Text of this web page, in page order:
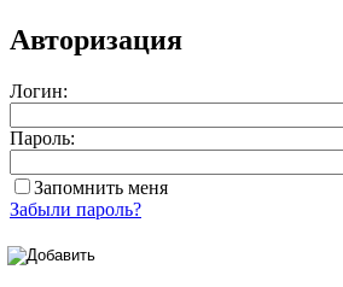
Авторизация
Логин:
Пароль:
Запомнить меня
Забыли пароль?